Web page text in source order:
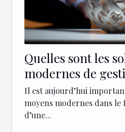
Quelles sont les
modernes de
entreprises ?
Il est aujourd’hui
moyens modernes dans
d’une...